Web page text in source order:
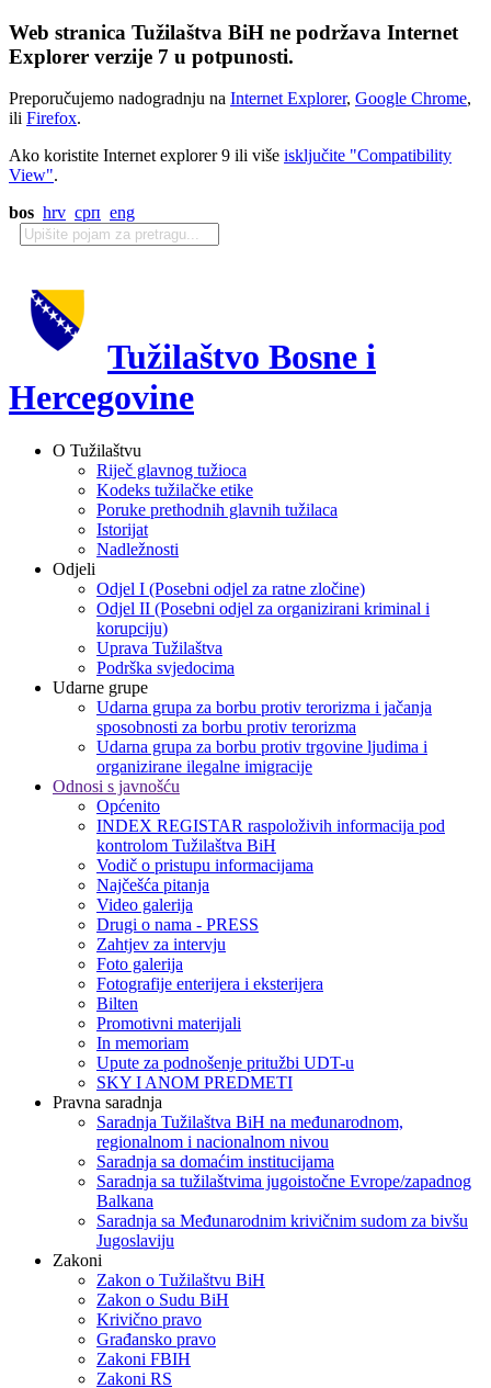
Web stranica Tužilaštva BiH ne podržava Internet
Explorer verzije 7 u potpunosti.
Preporučujemo nadogradnju na Internet Explorer, Google Chrome,
ili Firefox.
Ako koristite Internet explorer 9 ili više isključite "Compatibility
View".
bos hrv срп eng
Tužilaštvo Bosne i
Hercegovine
O Tužilaštvu
Riječ glavnog tužioca
Kodeks tužilačke etike
Poruke prethodnih glavnih tužilaca
Istorijat
Nadležnosti
Odjeli
Odjel I (Posebni odjel za ratne zločine)
Odjel II (Posebni odjel za organizirani kriminal i
korupciju)
Uprava Tužilaštva
Podrška svjedocima
Udarne grupe
Udarna grupa za borbu protiv terorizma i jačanja
sposobnosti za borbu protiv terorizma
Udarna grupa za borbu protiv trgovine ljudima i
organizirane ilegalne imigracije
Odnosi s javnošću
Općenito
INDEX REGISTAR raspoloživih informacija pod
kontrolom Tužilaštva BiH
Vodič o pristupu informacijama
Najčešća pitanja
Video galerija
Drugi o nama - PRESS
Zahtjev za intervju
Foto galerija
Fotografije enterijera i eksterijera
Bilten
Promotivni materijali
In memoriam
Upute za podnošenje pritužbi UDT-u
SKY I ANOM PREDMETI
Pravna saradnja
Saradnja Tužilaštva BiH na međunarodnom,
regionalnom i nacionalnom nivou
Saradnja sa domaćim institucijama
Saradnja sa tužilaštvima jugoistočne Evrope/zapadnog
Balkana
Saradnja sa Međunarodnim krivičnim sudom za bivšu
Jugoslaviju
Zakoni
Zakon o Тužilaštvu BiH
Zakon o Sudu BiH
Krivično pravo
Građansko pravo
Zakoni FBIH
Zakoni RS